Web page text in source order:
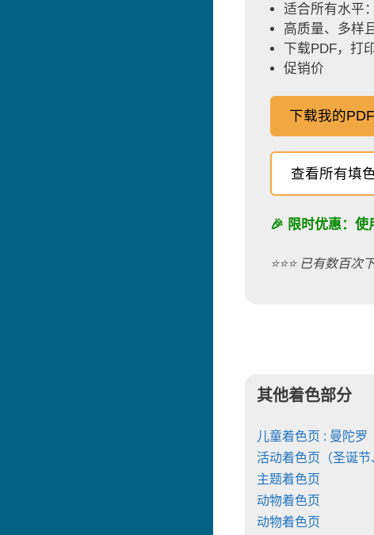
适合所有水平
高质量、多样
下载PDF，打
促销价
下载我的
查看所有填
🎉 限时优惠：使
⭐️⭐️⭐️ 已有数百次
其他着色部分
儿童着色页 : 曼陀罗
活动着色页（圣诞节
主题着色页
动物着色页
动物着色页